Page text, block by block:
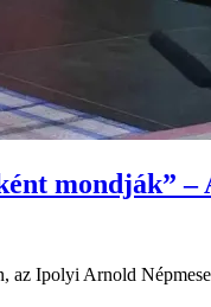
mondják” –
az Ipolyi Arnold